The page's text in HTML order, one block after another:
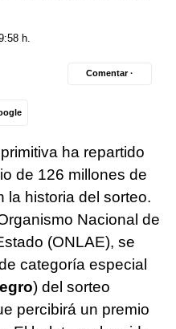
h.
Comentar ·
ha repartido
de 126 millones de
la historia del sorteo.
Nacional de
(ONLAE), se
categoría especial
) del sorteo
percibirá un premio